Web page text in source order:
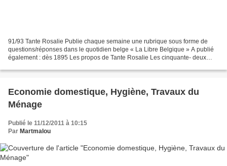
91/93 Tante Rosalie Publie chaque semaine une rubrique sous forme de
questions/réponses dans le quotidien belge « La Libre Belgique » A publié
également : dès 1895 Les propos de Tante Rosalie Les cinquante- deux
Economie domestique, Hygiène, Travaux du
Ménage
Publié le 11/12/2011 à 10:15
Par Martmalou